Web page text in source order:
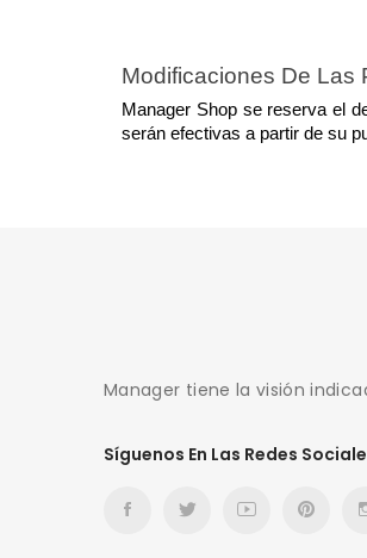
Modificaciones De Las
Manager Shop se reserva el
serán efectivas a partir de su
Manager tiene la visión
Síguenos En Las Redes